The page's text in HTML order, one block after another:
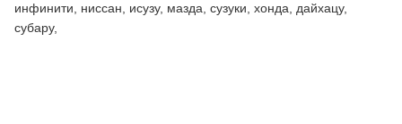
инфинити, ниссан, исузу, мазда, сузуки, хонда, дайхацу,
субару,